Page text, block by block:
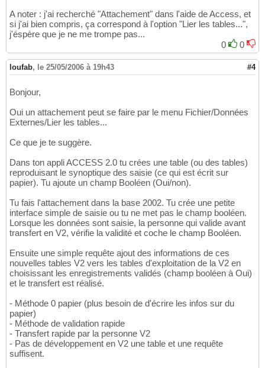
A noter : j'ai recherché "Attachement" dans l'aide de Access, et
si j'ai bien compris, ça correspond à l'option "Lier les tables...",
j'éspère que je ne me trompe pas...
0
0
loufab, le 25/05/2006 à 19h43 #4
Bonjour,
Oui un attachement peut se faire par le menu Fichier/Données
Externes/Lier les tables...
Ce que je te suggère.
Dans ton appli ACCESS 2.0 tu crées une table (ou des tables)
reproduisant le synoptique des saisie (ce qui est écrit sur
papier). Tu ajoute un champ Booléen (Oui/non).
Tu fais l'attachement dans la base 2002. Tu crée une petite
interface simple de saisie ou tu ne met pas le champ booléen.
Lorsque les données sont saisie, la personne qui valide avant
transfert en V2, vérifie la validité et coche le champ Booléen.
Ensuite une simple requête ajout des informations de ces
nouvelles tables V2 vers les tables d'exploitation de la V2 en
choisissant les enregistrements validés (champ booléen à Oui)
et le transfert est réalisé.
- Méthode 0 papier (plus besoin de d'écrire les infos sur du
papier)
- Méthode de validation rapide
- Transfert rapide par la personne V2
- Pas de développement en V2 une table et une requête
suffisent.